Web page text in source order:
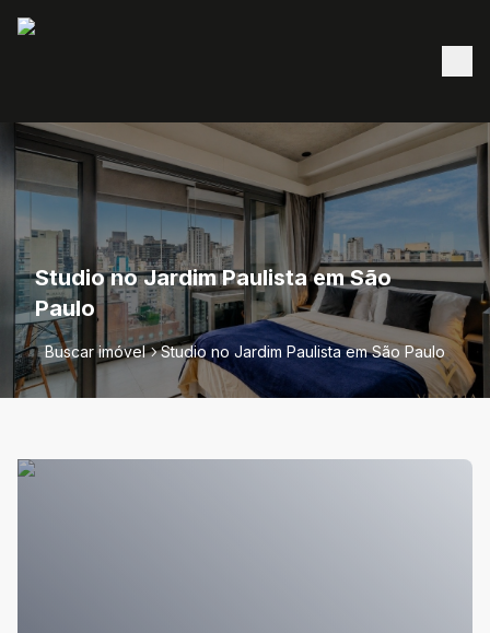
Studio no Jardim Paulista em São
Paulo
Buscar imóvel Studio no Jardim Paulista em São Paulo